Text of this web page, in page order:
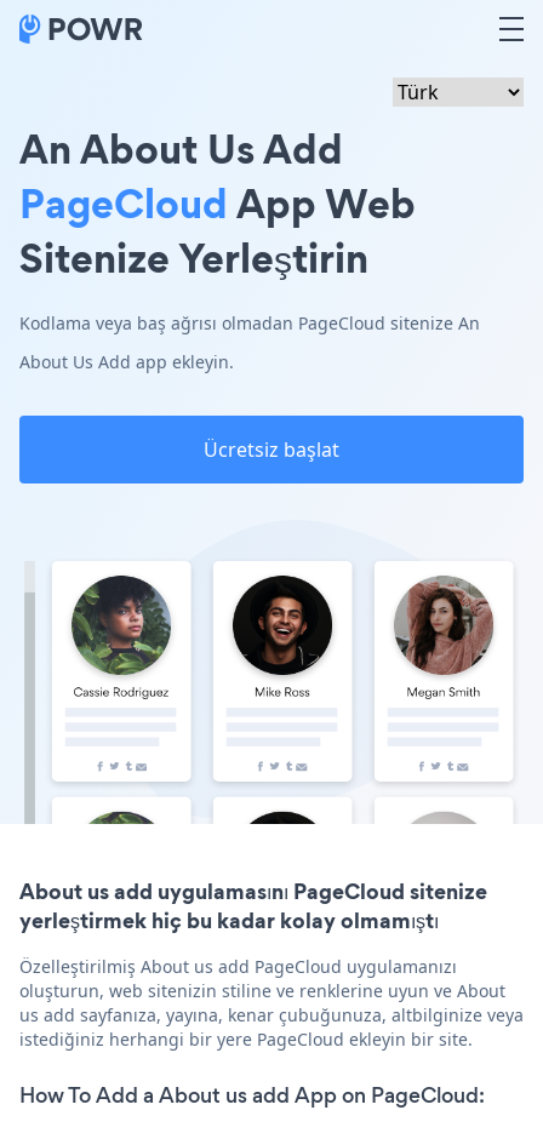
An About Us Add
PageCloudApp Web
Sitenize Yerleştirin
Kodlama veya baş ağrısı olmadan PageCloud sitenize An
About Us Add app ekleyin.
Ücretsiz başlat
About us add uygulamasını PageCloud sitenize
yerleştirmek hiç bu kadar kolay olmamıştı
Özelleştirilmiş About us add PageCloud uygulamanızı
oluşturun, web sitenizin stiline ve renklerine uyun ve About
us add sayfanıza, yayına, kenar çubuğunuza, altbilginize veya
istediğiniz herhangi bir yere PageCloud ekleyin bir site.
How To Add a About us add App on PageCloud: